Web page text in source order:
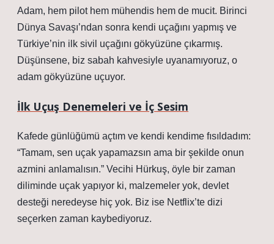
Adam, hem pilot hem mühendis hem de mucit. Birinci
Dünya Savaşı’ndan sonra kendi uçağını yapmış ve
Türkiye’nin ilk sivil uçağını gökyüzüne çıkarmış.
Düşünsene, biz sabah kahvesiyle uyanamıyoruz, o
adam gökyüzüne uçuyor.
İlk Uçuş Denemeleri ve İç Sesim
Kafede günlüğümü açtım ve kendi kendime fısıldadım:
“Tamam, sen uçak yapamazsın ama bir şekilde onun
azmini anlamalısın.” Vecihi Hürkuş, öyle bir zaman
diliminde uçak yapıyor ki, malzemeler yok, devlet
desteği neredeyse hiç yok. Biz ise Netflix’te dizi
seçerken zaman kaybediyoruz.